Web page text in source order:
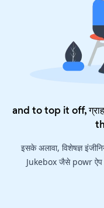
and to top it off,
इसके अलावा, विशेषज्ञ
Jukebox जैसे powr ऐप